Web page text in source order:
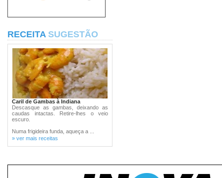
RECEITA SUGESTÃO
Caril de Gambas à Indiana
Descasque as gambas, deixando as
caudas intactas. Retire-lhes o veio
escuro.
Numa frigideira funda, aqueça a ...
» ver mais receitas